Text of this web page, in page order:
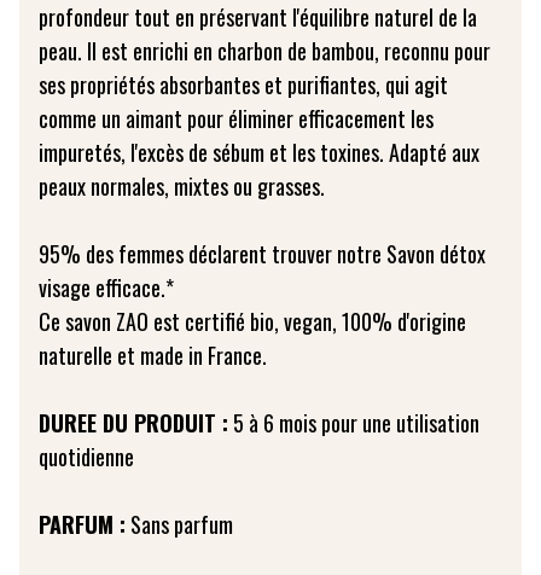
profondeur tout en préservant l'équilibre naturel de la
peau. Il est enrichi en charbon de bambou, reconnu pour
ses propriétés absorbantes et purifiantes, qui agit
comme un aimant pour éliminer efficacement les
impuretés, l'excès de sébum et les toxines. Adapté aux
peaux normales, mixtes ou grasses.
95% des femmes déclarent trouver notre Savon détox
visage efficace.*
Ce savon ZAO est certifié bio, vegan, 100% d'origine
naturelle et made in France.
DUREE DU PRODUIT : 5 à 6 mois pour une utilisation
quotidienne
PARFUM : Sans parfum